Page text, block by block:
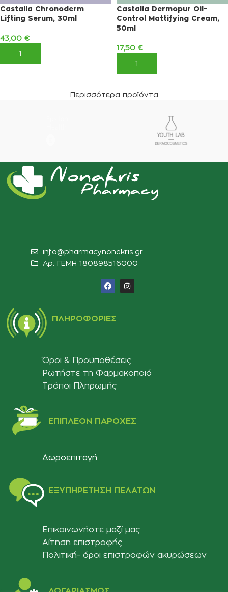
Castalia Chronoderm
Lifting Serum, 30ml
43,00 €
ΠΡΟΣΘΉΚΗ ΣΤΟ ΚΑΛΆΘΙ
Castalia Dermopur Oil-
Control Mattifying Cream,
50ml
17,50 €
ΠΡΟΣΘΉΚΗ ΣΤΟ ΚΑΛΆΘΙ
Περισσότερα προϊόντα
info@pharmacynonakris.gr
Αρ. ΓΕΜΗ 180898516000‬
ΠΛΗΡΟΦΟΡΊΕΣ
Όροι & Προϋποθέσεις
Ρωτήστε τη Φαρμακοποιό
Τρόποι Πληρωμής
ΕΠΙΠΛΈΟΝ ΠΑΡΟΧΈΣ
Δωροεπιταγή
ΕΞΥΠΗΡΈΤΗΣΗ ΠΕΛΑΤΏΝ
Επικοινωνήστε μαζί μας
Αίτηση επιστροφής
Πολιτική- όροι επιστροφών ακυρώσεων